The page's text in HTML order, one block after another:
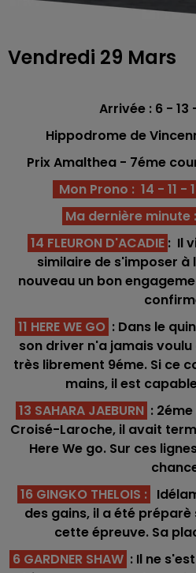
Vendredi 29 Mars
Arrivée : 6 - 13
Hippodrome de
Prix Amalthea - 7éme
Mon Prono : 14 - 11 -
Ma dernière minute :
14 FLEURON D'ACADIE : Il
similaire de s'imposer à
nouveau un bon
11 HERE WE GO : Dans le
son driver n'a jamais
très librement 9éme. Si ce
mains, il est
13 SAHARA JAEBURN :
Croisé-Laroche, il avait
Here We go. Sur ces
16 GINGKO THELOIS :
des gains, il a été
cette épreuve. Sa
6 GARDNER SHAW : Il ne